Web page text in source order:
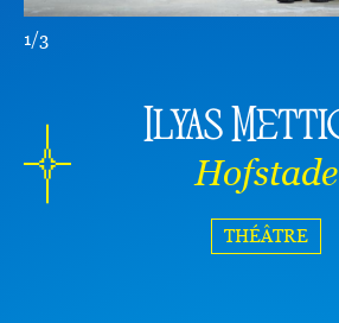
1/3
Ilyas
Hofstade
THÉÂTRE